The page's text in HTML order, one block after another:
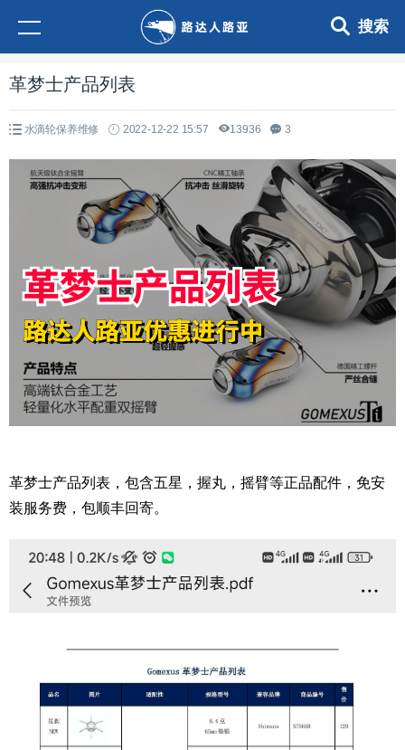
搜索
革梦士产品列表
水滴轮保养维修 2022-12-22 15:57 13936 3
革梦士产品列表，包含五星，握丸，摇臂等正品配件，免安
装服务费，包顺丰回寄。